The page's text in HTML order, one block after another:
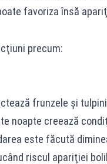
favoriza însă
precum:
frunzele şi
noapte creează
este făcută
riscul apariţiei